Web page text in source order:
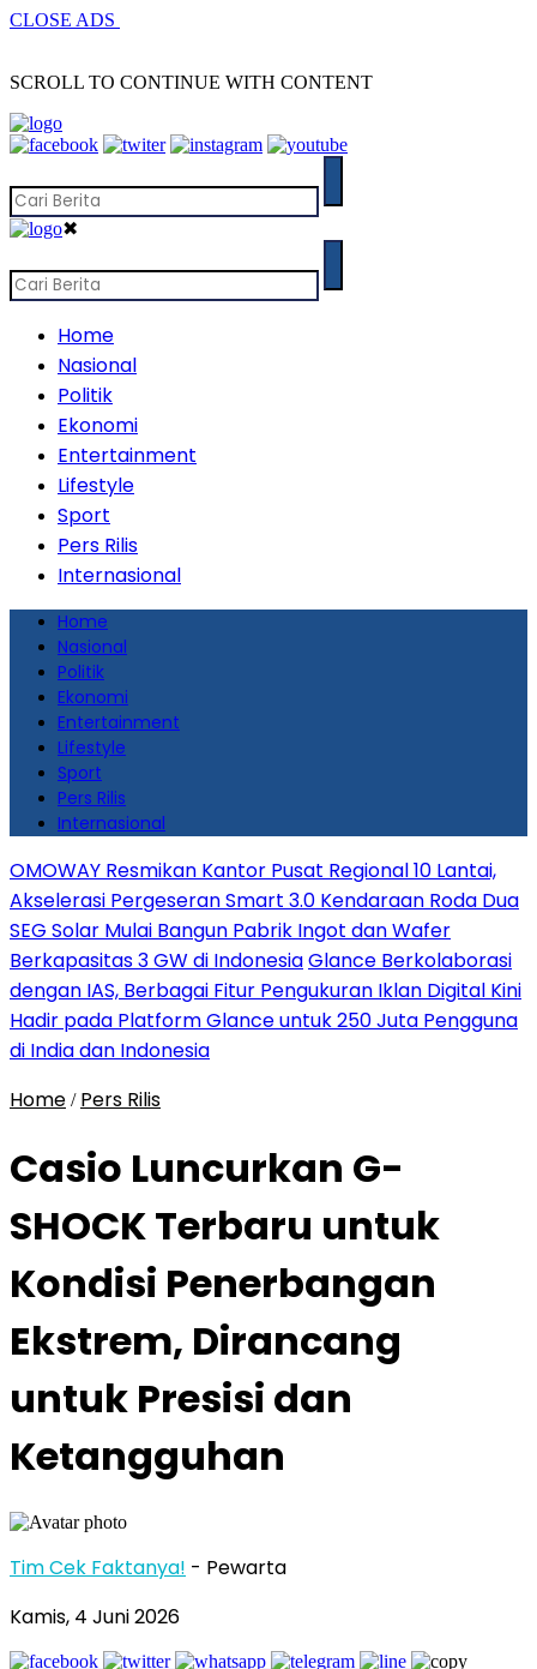
CLOSE ADS
SCROLL TO CONTINUE WITH CONTENT
✖
Home
Nasional
Politik
Ekonomi
Entertainment
Lifestyle
Sport
Pers Rilis
Internasional
Home
Nasional
Politik
Ekonomi
Entertainment
Lifestyle
Sport
Pers Rilis
Internasional
OMOWAY Resmikan Kantor Pusat Regional 10 Lantai,
Akselerasi Pergeseran Smart 3.0 Kendaraan Roda Dua
SEG Solar Mulai Bangun Pabrik Ingot dan Wafer
Berkapasitas 3 GW di IndonesiaGlance Berkolaborasi
dengan IAS, Berbagai Fitur Pengukuran Iklan Digital Kini
Hadir pada Platform Glance untuk 250 Juta Pengguna
di India dan Indonesia
Home / Pers Rilis
Casio Luncurkan G-
SHOCK Terbaru untuk
Kondisi Penerbangan
Ekstrem, Dirancang
untuk Presisi dan
Ketangguhan
Tim Cek Faktanya! - Pewarta
Kamis, 4 Juni 2026